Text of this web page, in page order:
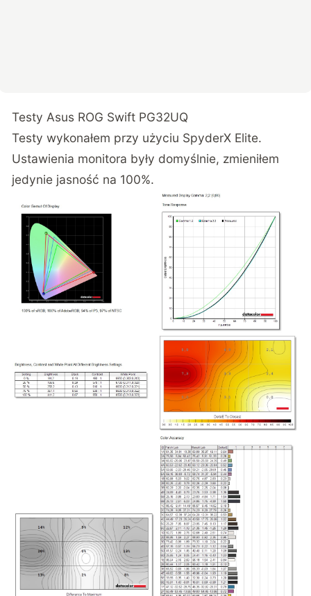
Testy Asus ROG Swift PG32UQ
Testy wykonałem przy użyciu SpyderX Elite.
Ustawienia monitora były domyślnie, zmieniłem
jedynie jasność na 100%.